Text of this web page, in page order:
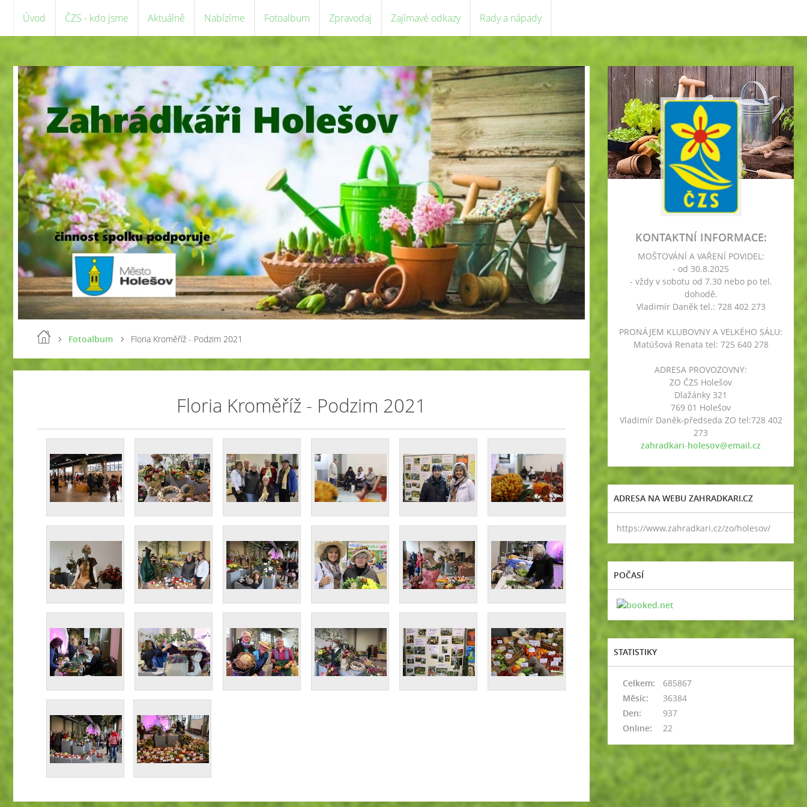
Úvod ČZS - kdo jsme Aktuálně Nabízíme Fotoalbum Zpravodaj Zajímavé odkazy Rady a nápady
Fotoalbum Floria Kroměříž - Podzim 2021
Floria Kroměříž - Podzim 2021
KONTAKTNÍ INFORMACE:
MOŠTOVÁNÍ A VAŘENÍ POVIDEL:
- od 30.8.2025
- vždy v sobotu od 7.30 nebo po tel.
dohodě.
Vladimír Daněk tel.: 728 402 273
PRONÁJEM KLUBOVNY A VELKÉHO SÁLU:
Matúšová Renata tel: 725 640 278
ADRESA PROVOZOVNY:
ZO ČZS Holešov
Dlažánky 321
769 01 Holešov
Vladimír Daněk-předseda ZO tel:728 402
273
zahradkari-holesov@email.cz
ADRESA NA WEBU ZAHRADKARI.CZ
https://www.zahradkari.cz/zo/holesov/
POČASÍ
STATISTIKY
Online: 22
Celkem:
685867
Měsíc:
36384
Den:
937